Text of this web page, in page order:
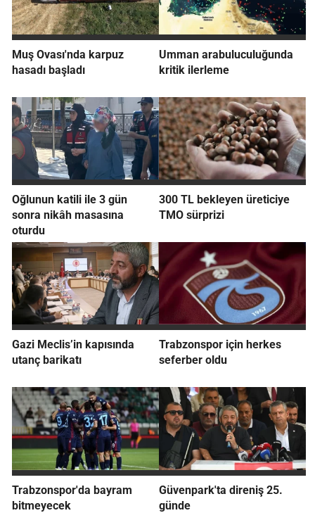
Muş Ovası'nda karpuz
hasadı başladı
Umman arabuluculuğunda
kritik ilerleme
Oğlunun katili ile 3 gün
sonra nikâh masasına
oturdu
300 TL bekleyen üreticiye
TMO sürprizi
Gazi Meclis’in kapısında
utanç barikatı
Trabzonspor için herkes
seferber oldu
Trabzonspor'da bayram
bitmeyecek
Güvenpark'ta direniş 25.
günde